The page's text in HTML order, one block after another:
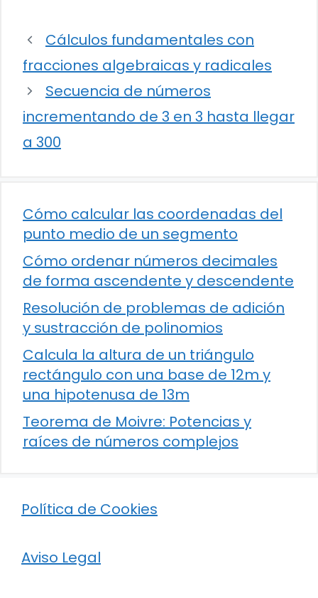
Cálculos fundamentales con
fracciones algebraicas y radicales
Secuencia de números
incrementando de 3 en 3 hasta llegar
a 300
Cómo calcular las coordenadas del
punto medio de un segmento
Cómo ordenar números decimales
de forma ascendente y descendente
Resolución de problemas de adición
y sustracción de polinomios
Calcula la altura de un triángulo
rectángulo con una base de 12m y
una hipotenusa de 13m
Teorema de Moivre: Potencias y
raíces de números complejos
Política de Cookies
Aviso Legal